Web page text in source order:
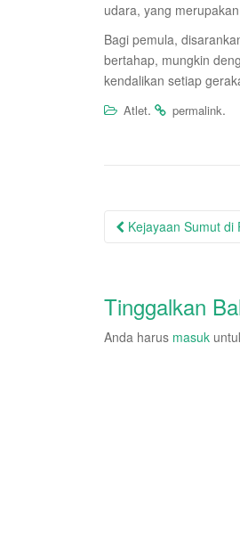
udara, yang merupakan
Bagi pemula,
bertahap, mungkin
kendalikan setiap
Atlet. permalink.
Post
Kejayaan Sumut di
Tinggalkan
Anda harus masuk